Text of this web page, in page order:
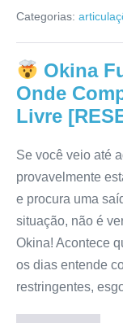
Bom?
Aqui,
Livre,
Categorias:
Okina
Onde
Livre
Se você veio até
provavelmente
e procura uma
situação, não é
Okina! Acontece
os dias entende
restringentes,